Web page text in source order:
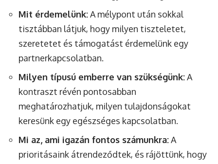
Mit érdemelünk:A mélypont után sokkal
tisztábban látjuk, hogy milyen tiszteletet,
szeretetet és támogatást érdemelünk egy
partnerkapcsolatban.
Milyen típusú emberre van szükségünk:A
kontraszt révén pontosabban
meghatározhatjuk, milyen tulajdonságokat
keresünk egy egészséges kapcsolatban.
Mi az, ami igazán fontos számunkra:A
prioritásaink átrendeződtek, és rájöttünk, hogy